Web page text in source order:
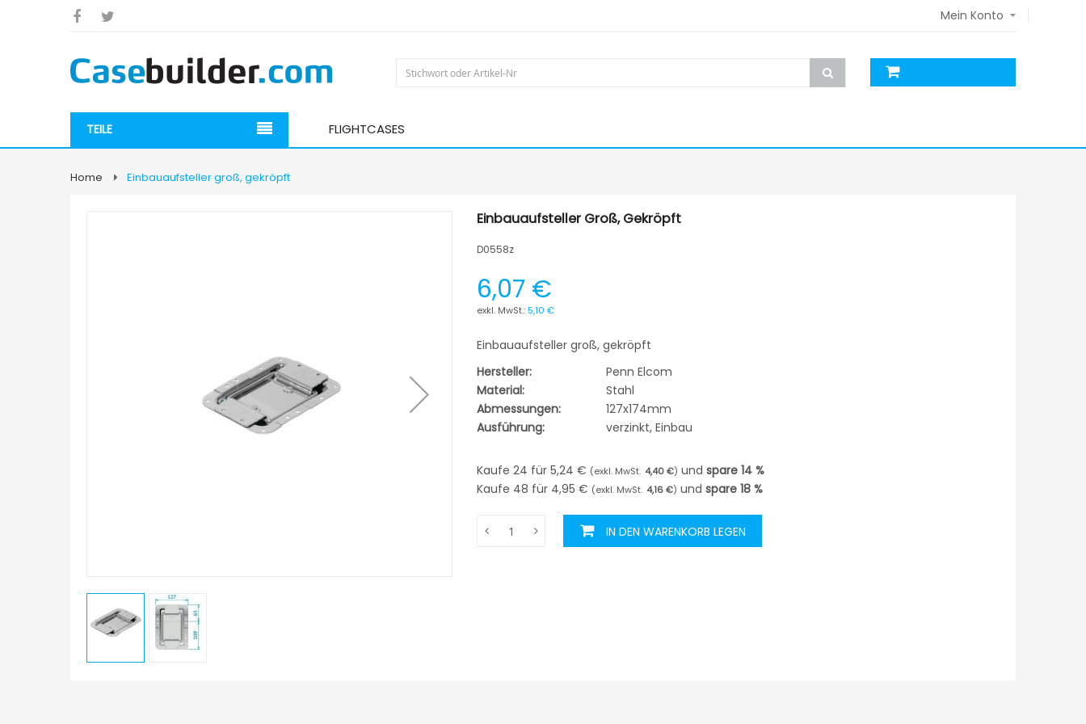
Mein Konto
TEILE FLIGHTCASES
Home Einbauaufsteller groß, gekröpft
Einbauaufsteller Groß, Gekröpft
D0558z
6,07 €
5,10 €
Einbauaufsteller groß, gekröpft
Hersteller:
Penn Elcom
Material:
Stahl
Abmessungen:
127x174mm
Ausführung:
verzinkt, Einbau
Kaufe 24 für5,24 € 4,40 € undspare14 %
Kaufe 48 für 4,95 € 4,16 € undspare18 %
IN DEN WARENKORB LEGEN